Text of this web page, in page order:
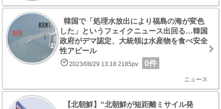
韓国で「処理水放出により福島の海が変色
した」というフェイクニュース出回る…韓国
政府がデマ認定、大統領は水産物を食べ安全
性アピール
2023/08/29 13:18 2185pv 0件
ニュース
【北朝鮮】“北朝鮮が短距離ミサイル発